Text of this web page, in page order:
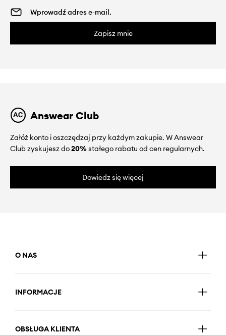
Zapisz mnie
Answear Club
Załóż konto i oszczędzaj przy każdym zakupie. W Answear
Club zyskujesz do20%stałego rabatu od cen regularnych.
Dowiedz się więcej
O NAS
INFORMACJE
OBSŁUGA KLIENTA